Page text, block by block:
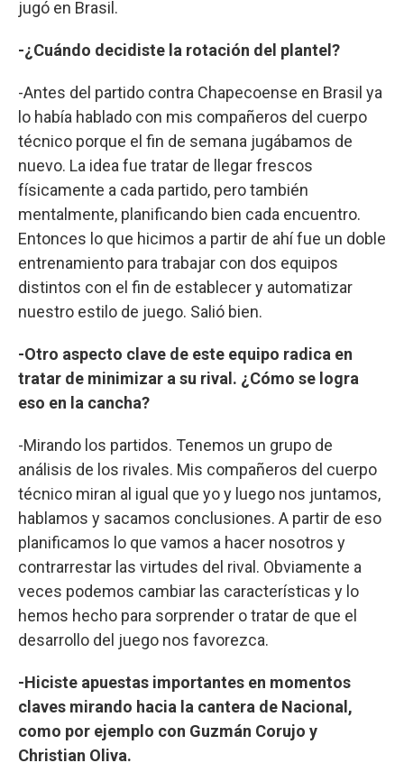
jugó en Brasil.
-¿Cuándo decidiste la rotación del plantel?
-Antes del partido contra Chapecoense en Brasil ya
lo había hablado con mis compañeros del cuerpo
técnico porque el fin de semana jugábamos de
nuevo. La idea fue tratar de llegar frescos
físicamente a cada partido, pero también
mentalmente, planificando bien cada encuentro.
Entonces lo que hicimos a partir de ahí fue un doble
entrenamiento para trabajar con dos equipos
distintos con el fin de establecer y automatizar
nuestro estilo de juego. Salió bien.
-Otro aspecto clave de este equipo radica en
tratar de minimizar a su rival. ¿Cómo se logra
eso en la cancha?
-Mirando los partidos. Tenemos un grupo de
análisis de los rivales. Mis compañeros del cuerpo
técnico miran al igual que yo y luego nos juntamos,
hablamos y sacamos conclusiones. A partir de eso
planificamos lo que vamos a hacer nosotros y
contrarrestar las virtudes del rival. Obviamente a
veces podemos cambiar las características y lo
hemos hecho para sorprender o tratar de que el
desarrollo del juego nos favorezca.
-Hiciste apuestas importantes en momentos
claves mirando hacia la cantera de Nacional,
como por ejemplo con Guzmán Corujo y
Christian Oliva.